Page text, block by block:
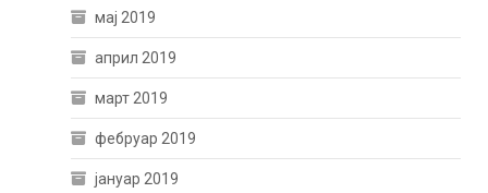
мај 2019
април 2019
март 2019
фебруар 2019
јануар 2019